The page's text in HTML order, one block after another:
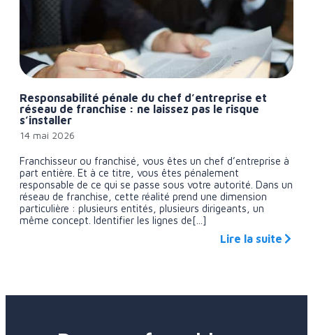
Responsabilité pénale du chef d’entreprise et
réseau de franchise : ne laissez pas le risque
s’installer
14 mai 2026
Franchisseur ou franchisé, vous êtes un chef d’entreprise à
part entière. Et à ce titre, vous êtes pénalement
responsable de ce qui se passe sous votre autorité. Dans un
réseau de franchise, cette réalité prend une dimension
particulière : plusieurs entités, plusieurs dirigeants, un
même concept. Identifier les lignes de[...]
Lire la suite